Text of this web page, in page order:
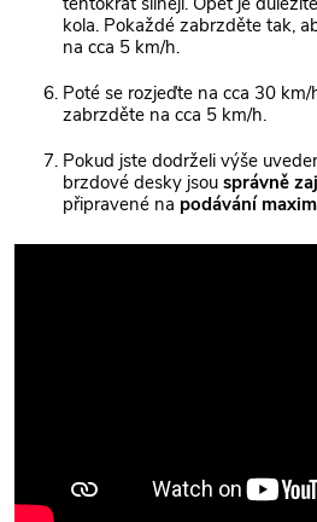
kola. Pokaždé zabrzděte tak,
na cca 5 km/h.
Poté se rozjeďte na cca 30
zabrzděte na cca 5 km/h.
Pokud jste dodrželi výše
brzdové desky jsou správně
připravené na podávání